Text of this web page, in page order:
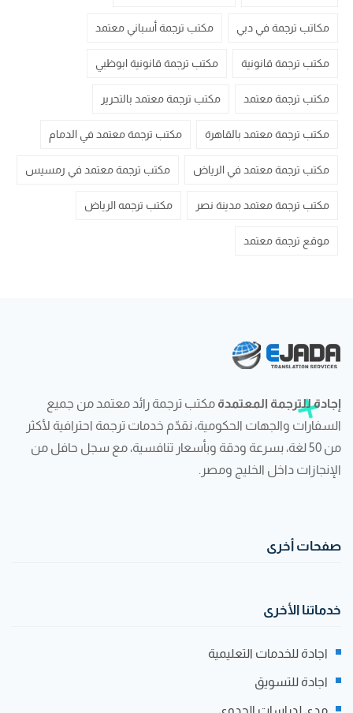
مكاتب ترجمة في دبي مكتب ترجمة أسباني معتمد
مكتب ترجمة قانونية مكتب ترجمة قانونية ابوظبي
مكتب ترجمة معتمد مكتب ترجمة معتمد بالتحرير
مكتب ترجمة معتمد بالقاهرة مكتب ترجمة معتمد في الدمام
مكتب ترجمة معتمد في الرياض مكتب ترجمة معتمد في رمسيس
مكتب ترجمة معتمد مدينة نصر مكتب ترجمه الرياض
موقع ترجمة معتمد
إجادة للترجمة المعتمدة مكتب ترجمة رائد معتمد من جميع
السفارات والجهات الحكومية، نقدّم خدمات ترجمة احترافية لأكثر
من 50 لغة، بسرعة ودقة وبأسعار تنافسية، مع سجل حافل من
الإنجازات داخل الخليج ومصر.
صفحات أخرى
خدماتنا الأخرى
اجادة للخدمات التعليمية
اجادة للتسويق